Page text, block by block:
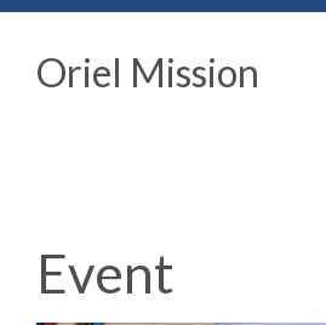
Oriel Mission
Event